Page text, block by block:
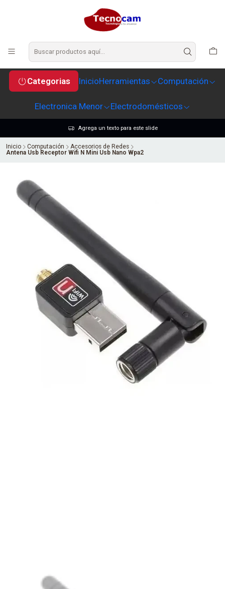
Categorias InicioHerramientas Computación
Electronica Menor Electrodomésticos
Agrega un texto para este slide
Inicio Computación
Accesorios de Redes
Antena Usb Receptor Wifi N Mini Usb Nano Wpa2